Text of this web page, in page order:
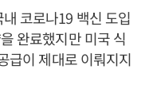
코로나19 백신 도입
완료했지만 미국 식
급이 제대로 이뤄지지